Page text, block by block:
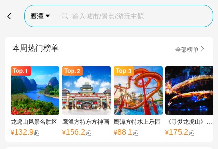
 鹰潭   输入城市/景点/游玩主题
本周热门榜单 全部榜单 
龙虎山风景名胜区
¥132.9起
鹰潭方特东方神画
¥156.2起
鹰潭方特水上乐园
¥88.1起
《寻梦龙虎山》实景演出
¥175.2起